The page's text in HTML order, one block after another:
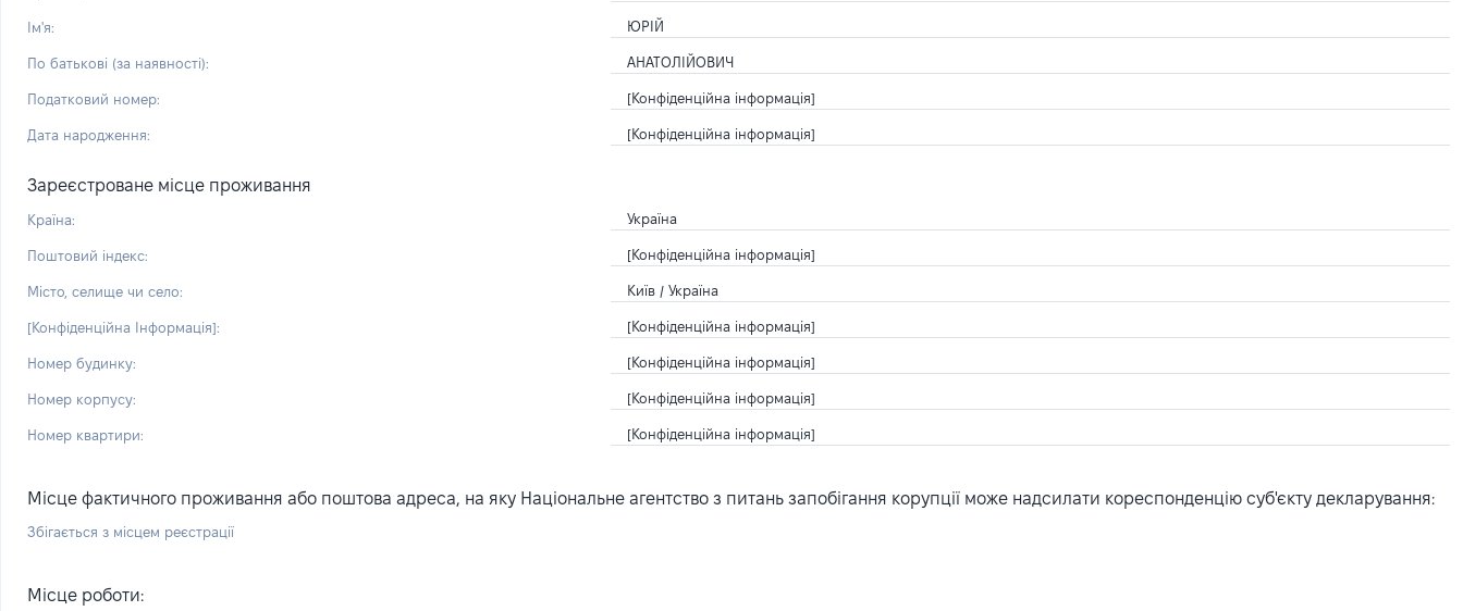
Ім'я: ЮРІЙ
По батькові (за наявності): АНАТОЛІЙОВИЧ
Податковий номер: [Конфіденційна інформація]
Дата народження: [Конфіденційна інформація]
Зареєстроване місце проживання
Країна: Україна
Поштовий індекс: [Конфіденційна інформація]
Місто, селище чи село: Київ / Україна
[Конфіденційна Інформація]: [Конфіденційна інформація]
Номер будинку: [Конфіденційна інформація]
Номер корпусу: [Конфіденційна інформація]
Номер квартири: [Конфіденційна інформація]
Місце фактичного проживання або поштова адреса, на яку Національне агентство з питань запобігання корупції може надсилати кореспонденцію суб'єкту декларування:
Збігається з місцем реєстрації
Місце роботи: